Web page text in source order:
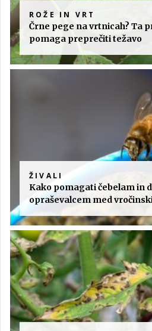
ROŽE IN VRT
Črne pege na vrtnicah? Ta
pomaga preprečiti težavo
ŽIVALI
Kako pomagati čebelam in
opraševalcem med